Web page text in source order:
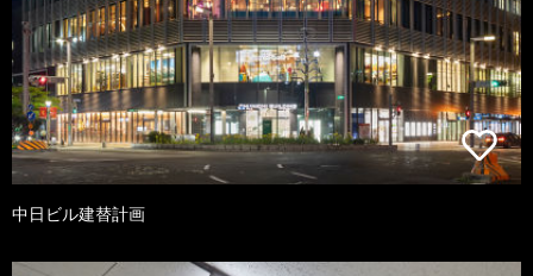
中日ビル建替計画